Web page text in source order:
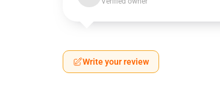
Write your review